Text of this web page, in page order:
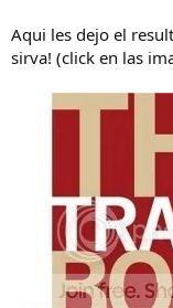
Aqui les dejo el
sirva! (click en las